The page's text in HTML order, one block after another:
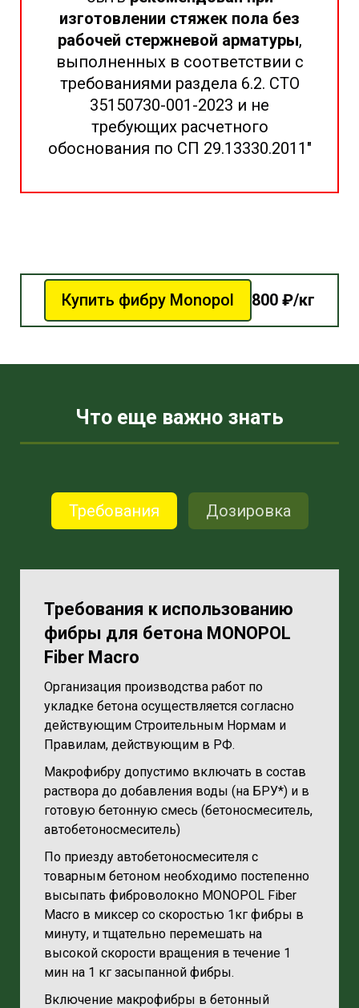
изготовлении стяжек пола без
рабочей стержневой арматуры,
выполненных в соответствии с
требованиями раздела 6.2. СТО
35150730-001-2023 и не
требующих расчетного
обоснования по СП 29.13330.2011"
Купить фибру Monopol 800 ₽/кг
Что еще важно знать
Требования Дозировка
Требования к использованию
фибры для бетона MONOPOL
Fiber Macro
Организация производства работ по
укладке бетона осуществляется согласно
действующим Строительным Нормам и
Правилам, действующим в РФ.
Макрофибру допустимо включать в состав
раствора до добавления воды (на БРУ*) и в
готовую бетонную смесь (бетоносмеситель,
автобетоносмеситель)
По приезду автобетоносмесителя с
товарным бетоном необходимо постепенно
высыпать фиброволокно MONOPOL Fiber
Macro в миксер со скоростью 1кг фибры в
минуту, и тщательно перемешать на
высокой скорости вращения в течение 1
мин на 1 кг засыпанной фибры.
Включение макрофибры в бетонный